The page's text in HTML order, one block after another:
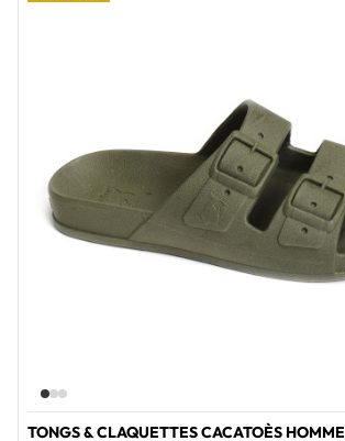
TONGS & CLAQUETTES CACATOÈS HOMME